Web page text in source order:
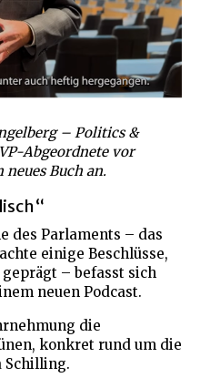
– Politics &
Abgeordnete vor
Buch an.
des Parlaments – das
einige Beschlüsse,
– befasst sich
neuen Podcast.
die
konkret rund um die
Schilling.